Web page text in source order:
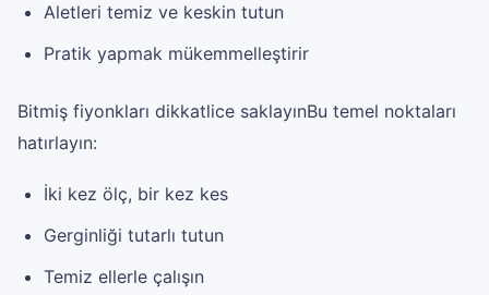
Aletleri temiz ve keskin tutun
Pratik yapmak mükemmelleştirir
Bitmiş fiyonkları dikkatlice saklayınBu temel noktaları
hatırlayın:
İki kez ölç, bir kez kes
Gerginliği tutarlı tutun
Temiz ellerle çalışın